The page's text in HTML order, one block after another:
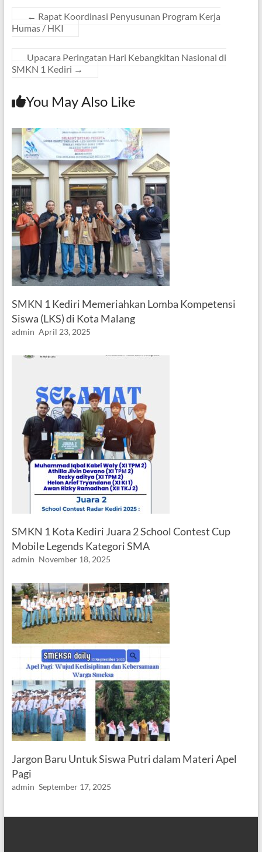
← Rapat Koordinasi Penyusunan Program Kerja
Humas / HKI
Upacara Peringatan Hari Kebangkitan Nasional di
SMKN 1 Kediri →
You May Also Like
SMKN 1 Kediri Memeriahkan Lomba Kompetensi
Siswa (LKS) di Kota Malang
admin April 23, 2025
SMKN 1 Kota Kediri Juara 2 School Contest Cup
Mobile Legends Kategori SMA
admin November 18, 2025
Jargon Baru Untuk Siswa Putri dalam Materi Apel
Pagi
admin September 17, 2025